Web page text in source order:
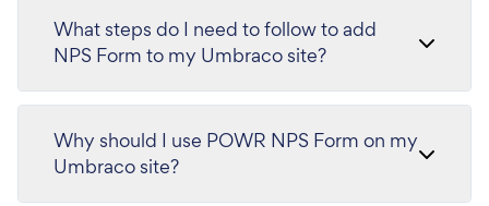
What steps do I need to follow to add
NPS Form to my Umbraco site?
Why should I use POWR NPS Form on my
Umbraco site?